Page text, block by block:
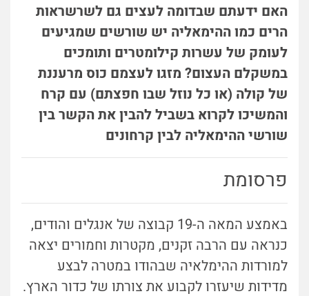
האם ידעתם שבדומה לעצים גם לשרשראות
הרים כמו ההימאליה יש שורשים שמגיעים
לעומק של עשרות קילומטרים ותומכים
במשקלם העצום? מזגו לעצמם כוס מרעננת
של קולה (או כל נוזל שבו חפצתם) עם קרח
והמשיכו לקרוא בשביל להבין את הקשר בין
שורשי ההימאליה לבין קרחונים
פרסומת
באמצע המאה ה-19 קבוצה של אנגלים והודים,
כנראה עם הרבה זקנים, מקטרות וחמורים יצאה
למורדות ההימלאיה שבהודו במטרה לבצע
מדידות שיעזרו לקבוע את צורתו של כדור הארץ.